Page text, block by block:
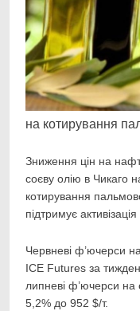
на котирування
Зниження цін на
соєву олію в Чикаго
котирування
підтримує
Червневі ф’ючерси
ICE Futures за
липневі ф’ючерси на
5,2% до 952 $/т.